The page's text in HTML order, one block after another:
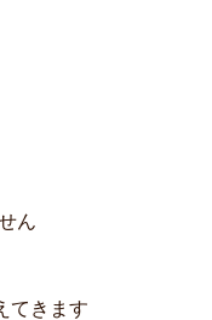
ん
てきます